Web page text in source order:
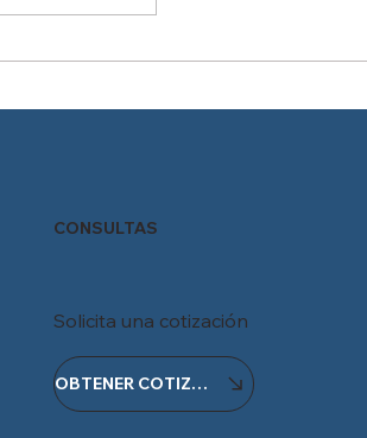
CONSULTAS
Solicita una cotización
OBTENER COTIZACIÓN